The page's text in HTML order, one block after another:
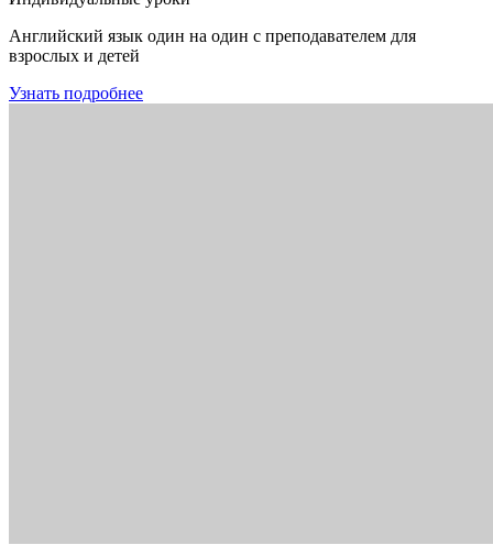
Английский язык один на один с преподавателем для
взрослых и детей
Узнать подробнее